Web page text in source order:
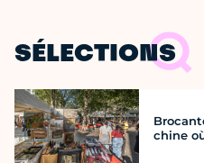
SÉLECTIONS
chine